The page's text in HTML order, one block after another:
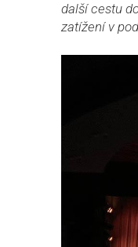
další cestu
zatížení v